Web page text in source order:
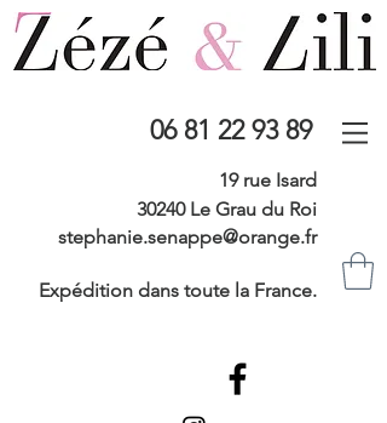
06 81 22 93 89
19 rue Isard
30240 Le Grau du Roi
stephanie.senappe@orange.fr
Expédition dans toute la France.